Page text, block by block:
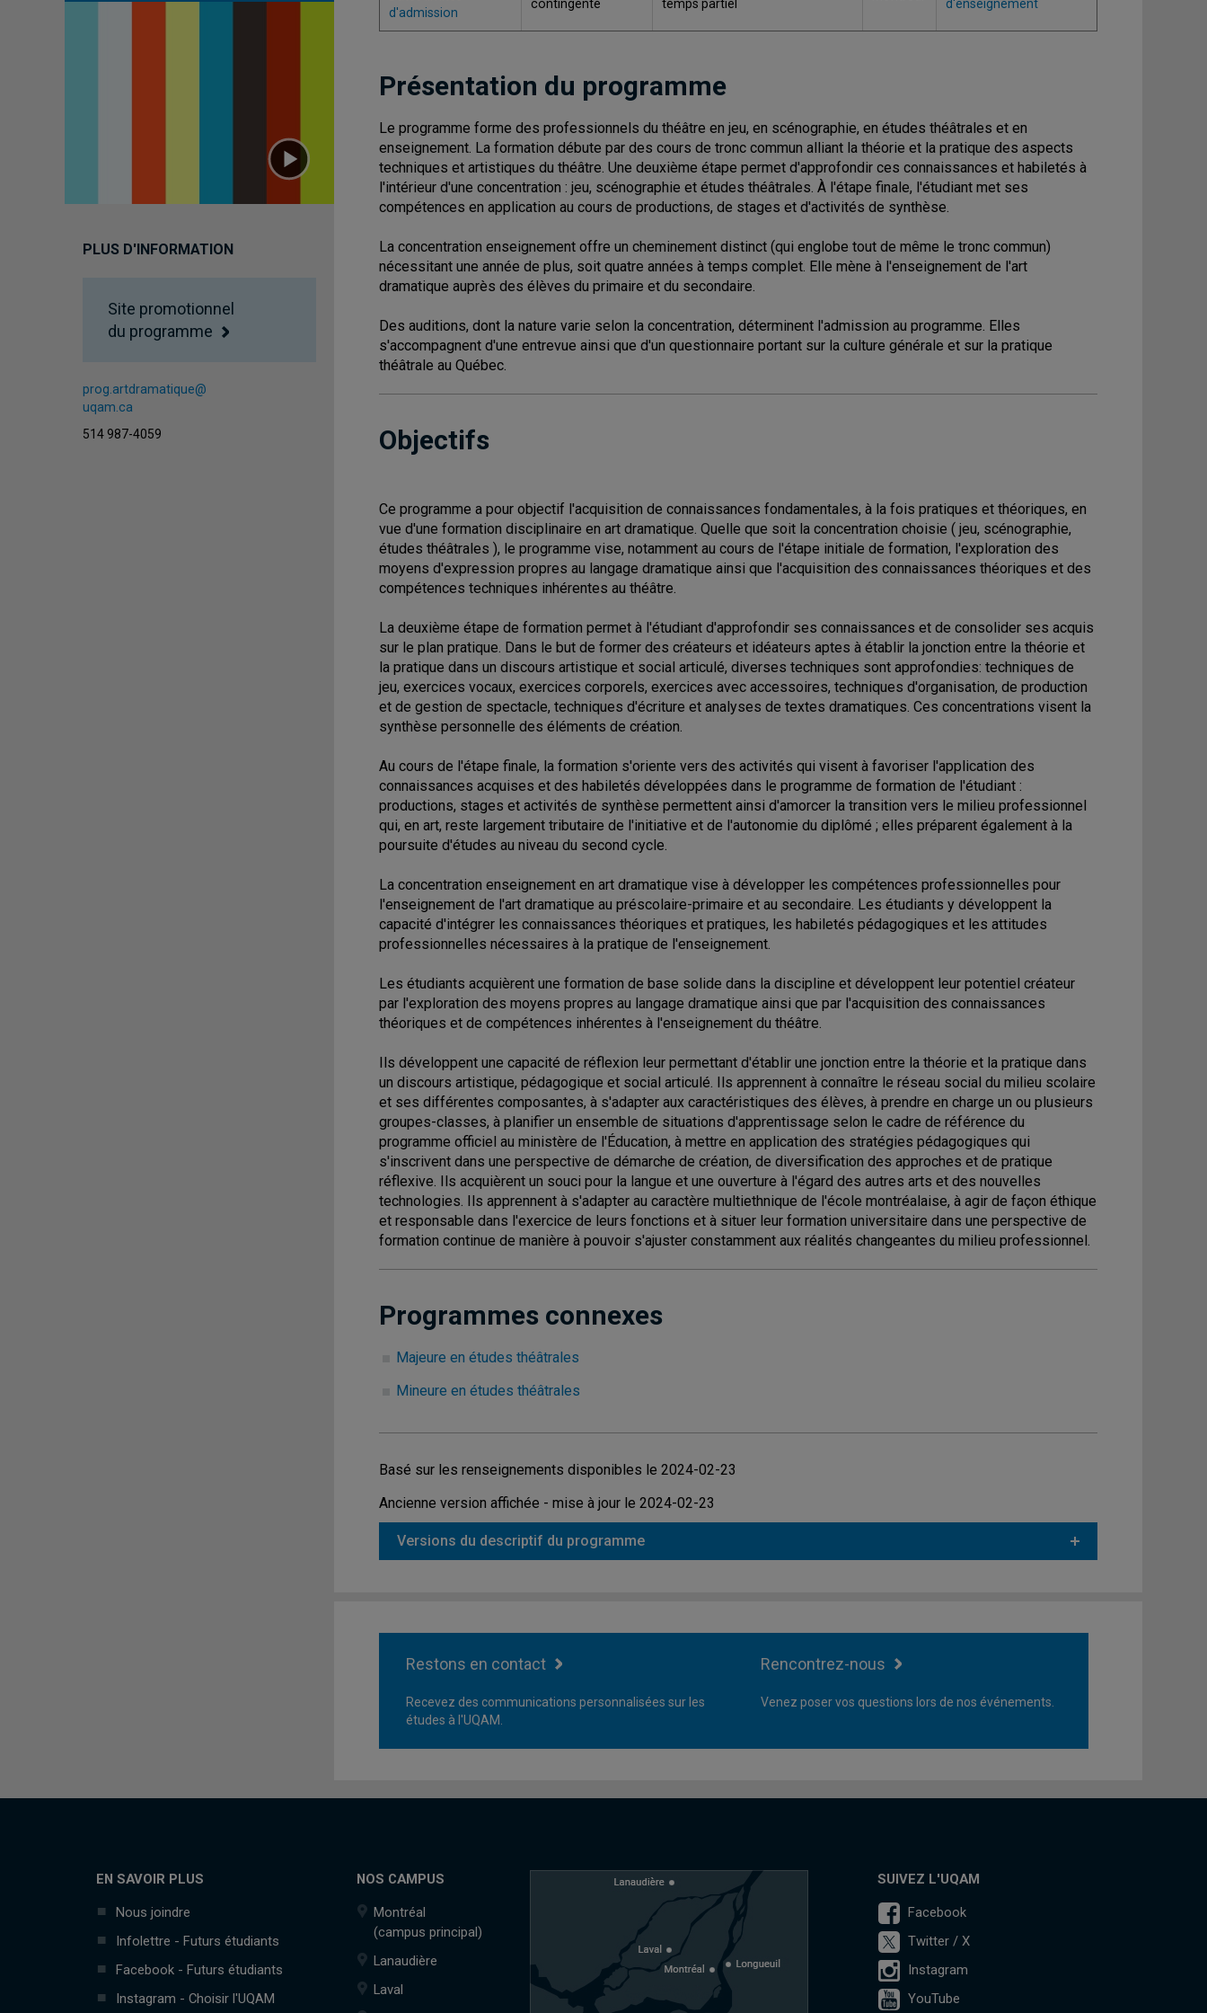
PLUS D'INFORMATION
Site promotionnel
du programme
prog.artdramatique@
uqam.ca
514 987-4059
d'admission
contingenté
temps partiel
d'enseignement
Présentation du programme
Le programme forme des professionnels du théâtre en jeu, en scénographie, en études théâtrales et en
enseignement. La formation débute par des cours de tronc commun alliant la théorie et la pratique des aspects
techniques et artistiques du théâtre. Une deuxième étape permet d'approfondir ces connaissances et habiletés à
l'intérieur d'une concentration : jeu, scénographie et études théâtrales. À l'étape finale, l'étudiant met ses
compétences en application au cours de productions, de stages et d'activités de synthèse.
La concentration enseignement offre un cheminement distinct (qui englobe tout de même le tronc commun)
nécessitant une année de plus, soit quatre années à temps complet. Elle mène à l'enseignement de l'art
dramatique auprès des élèves du primaire et du secondaire.
Des auditions, dont la nature varie selon la concentration, déterminent l'admission au programme. Elles
s'accompagnent d'une entrevue ainsi que d'un questionnaire portant sur la culture générale et sur la pratique
théâtrale au Québec.
Objectifs
Ce programme a pour objectif l'acquisition de connaissances fondamentales, à la fois pratiques et théoriques, en
vue d'une formation disciplinaire en art dramatique. Quelle que soit la concentration choisie ( jeu, scénographie,
études théâtrales ), le programme vise, notamment au cours de l'étape initiale de formation, l'exploration des
moyens d'expression propres au langage dramatique ainsi que l'acquisition des connaissances théoriques et des
compétences techniques inhérentes au théâtre.
La deuxième étape de formation permet à l'étudiant d'approfondir ses connaissances et de consolider ses acquis
sur le plan pratique. Dans le but de former des créateurs et idéateurs aptes à établir la jonction entre la théorie et
la pratique dans un discours artistique et social articulé, diverses techniques sont approfondies: techniques de
jeu, exercices vocaux, exercices corporels, exercices avec accessoires, techniques d'organisation, de production
et de gestion de spectacle, techniques d'écriture et analyses de textes dramatiques. Ces concentrations visent la
synthèse personnelle des éléments de création.
Au cours de l'étape finale, la formation s'oriente vers des activités qui visent à favoriser l'application des
connaissances acquises et des habiletés développées dans le programme de formation de l'étudiant :
productions, stages et activités de synthèse permettent ainsi d'amorcer la transition vers le milieu professionnel
qui, en art, reste largement tributaire de l'initiative et de l'autonomie du diplômé ; elles préparent également à la
poursuite d'études au niveau du second cycle.
La concentration enseignement en art dramatique vise à développer les compétences professionnelles pour
l'enseignement de l'art dramatique au préscolaire-primaire et au secondaire. Les étudiants y développent la
capacité d'intégrer les connaissances théoriques et pratiques, les habiletés pédagogiques et les attitudes
professionnelles nécessaires à la pratique de l'enseignement.
Les étudiants acquièrent une formation de base solide dans la discipline et développent leur potentiel créateur
par l'exploration des moyens propres au langage dramatique ainsi que par l'acquisition des connaissances
théoriques et de compétences inhérentes à l'enseignement du théâtre.
Ils développent une capacité de réflexion leur permettant d'établir une jonction entre la théorie et la pratique dans
un discours artistique, pédagogique et social articulé. Ils apprennent à connaître le réseau social du milieu scolaire
et ses différentes composantes, à s'adapter aux caractéristiques des élèves, à prendre en charge un ou plusieurs
groupes-classes, à planifier un ensemble de situations d'apprentissage selon le cadre de référence du
programme officiel au ministère de l'Éducation, à mettre en application des stratégies pédagogiques qui
s'inscrivent dans une perspective de démarche de création, de diversification des approches et de pratique
réflexive. Ils acquièrent un souci pour la langue et une ouverture à l'égard des autres arts et des nouvelles
technologies. Ils apprennent à s'adapter au caractère multiethnique de l'école montréalaise, à agir de façon éthique
et responsable dans l'exercice de leurs fonctions et à situer leur formation universitaire dans une perspective de
formation continue de manière à pouvoir s'ajuster constamment aux réalités changeantes du milieu professionnel.
Programmes connexes
Majeure en études théâtrales
Mineure en études théâtrales
Basé sur les renseignements disponibles le 2024-02-23
Ancienne version affichée - mise à jour le 2024-02-23
Versions du descriptif du programme
Restons en contact
Recevez des communications personnalisées sur les
études à l'UQAM.
Rencontrez-nous
Venez poser vos questions lors de nos événements.
EN SAVOIR PLUS
Nous joindre
Infolettre - Futurs étudiants
Facebook - Futurs étudiants
Instagram - Choisir l'UQAM
NOS CAMPUS
Montréal
(campus principal)
Lanaudière
Laval
SUIVEZ L'UQAM
Facebook
Twitter / X
Instagram
YouTube